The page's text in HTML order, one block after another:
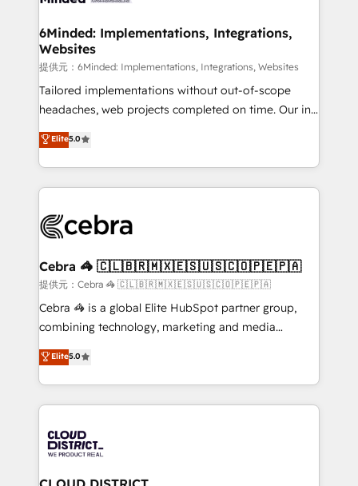
from other CRMs to HubSpot without data loss or
downtime. 🔹 RevOps Strategy: Align teams,
processes, and data to drive revenue efficiency. 🔹
Integrations: Connect HubSpot with your tech stack
for better adoption. 🔹 Custom Solutions: Build
SOC 2 Type II and ISO 27001 certified, reinforcing
our commitment to data security and compliance. At
6Minded: Implementations, Integrations,
Websites
提供元：6Minded: Implementations, Integrations, Websites
Tailored implementations without out-of-scope
headaches, web projects completed on time. Our in-
house team of certified CRM architects, experts,
developers, designers, and marketers handles all
aspects of your HubSpot. ✨ 400+ global clients ✨
100+ seamless migrations from 15+ different CRMs
implementations, and 5,000+ pages ✨ CS: Clients
CS: 245% organic growth & +751% new visitors for a
full-funnel HubSpot project ✨ CS: 415% conversion
boost with a new HubSpot site Recognized leaders:
🏆 HubSpot Platform Migration Impact Award 🏆
Inbound Campaign of the Year 🏆 Gold AVA Digital
Award for Best Website 🌟 Accreditations: CRM
Elite5.0
Cebra 🦓 🇨🇱🇧🇷🇲🇽🇪🇸🇺🇸🇨🇴🇵🇪🇵🇦
提供元：Cebra 🦓 🇨🇱🇧🇷🇲🇽🇪🇸🇺🇸🇨🇴🇵🇪🇵🇦
Cebra 🦓 is a global Elite HubSpot partner group,
combining technology, marketing and media
expertise across Latin America and Southern
Europe, with teams across 7 countries. Born in Chile,
we combine local insight with international reach to
help businesses grow through technology, creativity,
500+ HubSpot implementations, building end-to-
end solutions that integrate CRM, AI automation,
inbound and loop marketing, content, and digital
Elite5.0